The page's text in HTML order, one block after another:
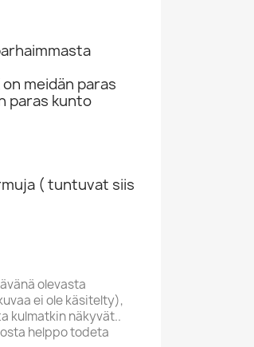
on meidän paras
paras kunto
( tuntuvat siis
olevasta
ei ole käsitelty),
kulmatkin näkyvät..
helppo todeta